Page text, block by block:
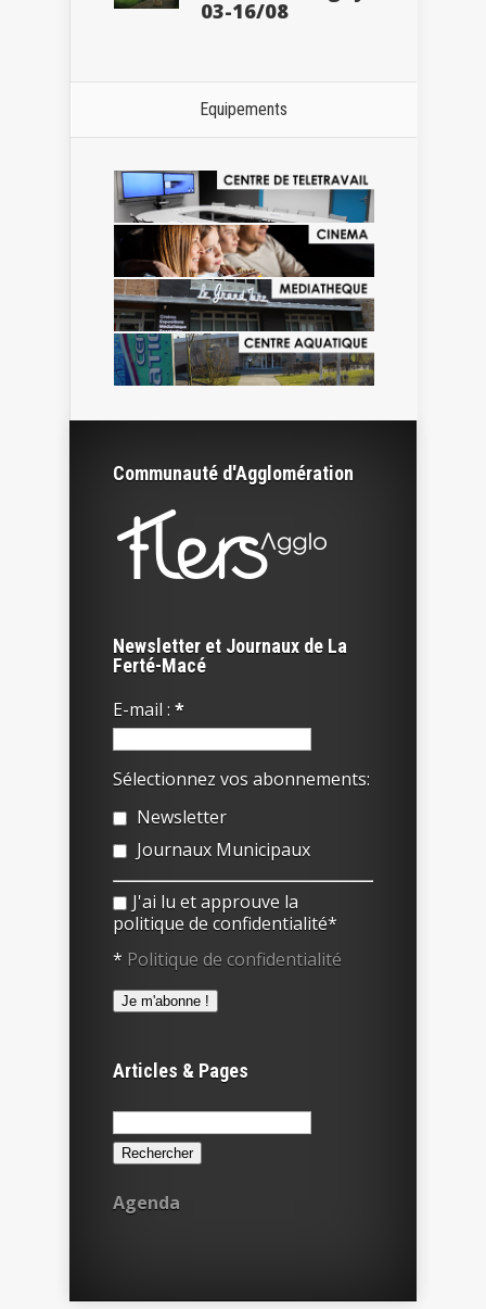
03-16/08
Equipements
Communauté d'Agglomération
Newsletter et Journaux de La
Ferté-Macé
E-mail : *
Sélectionnez vos abonnements:
Newsletter
Journaux Municipaux
J'ai lu et approuve la
politique de confidentialité*
* Politique de confidentialité
Articles & Pages
Rechercher :
Agenda